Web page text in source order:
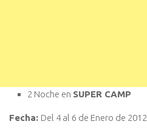
2 Noche en SUPER CAMP
Fecha: Del 4 al 6 de Enero de 2012